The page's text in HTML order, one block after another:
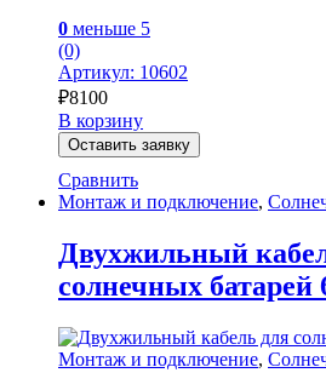
0 меньше 5
(0)
Артикул: 10602
₽8100
В корзину
Оставить заявку
Сравнить
Монтаж и подключение,
Двухжильный
солнечных батарей
Монтаж и подключение,